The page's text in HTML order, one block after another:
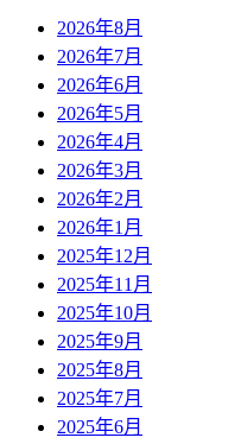
2026年8月
2026年7月
2026年6月
2026年5月
2026年4月
2026年3月
2026年2月
2026年1月
2025年12月
2025年11月
2025年10月
2025年9月
2025年8月
2025年7月
2025年6月